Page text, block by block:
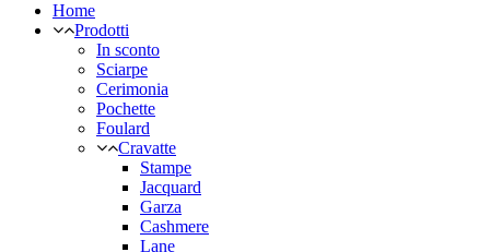
Home
Prodotti
In sconto
Sciarpe
Cerimonia
Pochette
Foulard
Cravatte
Stampe
Jacquard
Garza
Cashmere
Lane